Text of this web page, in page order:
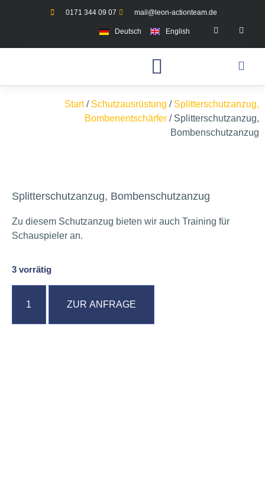
0171 344 09 07 mail@leon-actionteam.de
Deutsch English
Start/ Schutzausrüstung / Splitterschutzanzug,
Bombenentschärfer / Splitterschutzanzug,
Bombenschutzanzug
Splitterschutzanzug, Bombenschutzanzug
Zu diesem Schutzanzug bieten wir auch Training für
Schauspieler an.
3 vorrätig
ZUR ANFRAGE